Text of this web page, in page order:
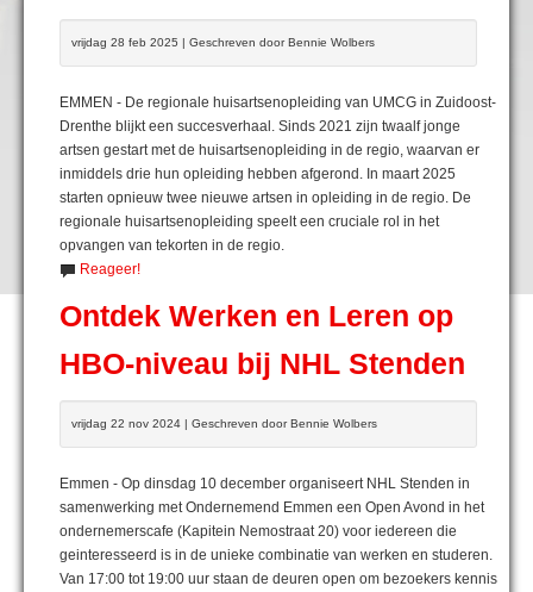
vrijdag 28 feb 2025 | Geschreven door Bennie Wolbers
EMMEN - De regionale huisartsenopleiding van UMCG in Zuidoost-
Drenthe blijkt een succesverhaal. Sinds 2021 zijn twaalf jonge
artsen gestart met de huisartsenopleiding in de regio, waarvan er
inmiddels drie hun opleiding hebben afgerond. In maart 2025
starten opnieuw twee nieuwe artsen in opleiding in de regio. De
regionale huisartsenopleiding speelt een cruciale rol in het
opvangen van tekorten in de regio.
Reageer!
Ontdek Werken en Leren op
HBO-niveau bij NHL Stenden
vrijdag 22 nov 2024 | Geschreven door Bennie Wolbers
Emmen - Op dinsdag 10 december organiseert NHL Stenden in
samenwerking met Ondernemend Emmen een Open Avond in het
ondernemerscafe (Kapitein Nemostraat 20) voor iedereen die
geinteresseerd is in de unieke combinatie van werken en studeren.
Van 17:00 tot 19:00 uur staan de deuren open om bezoekers kennis